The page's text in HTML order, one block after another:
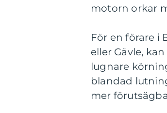
motorn orkar
För en förare i
eller Gävle,
lugnare
blandad
mer